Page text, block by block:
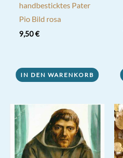
handbesticktes Pater
Pio Bild rosa
9,50€
IN DEN WARENKORB